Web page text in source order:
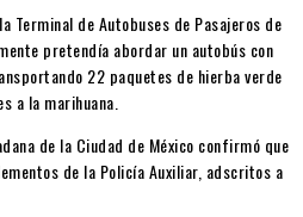
Terminal de Autobuses de Pasajeros de
pretendía abordar un autobús con
22 paquetes de hierba verde
a la marihuana.
de la Ciudad de México confirmó que
de la Policía Auxiliar, adscritos a